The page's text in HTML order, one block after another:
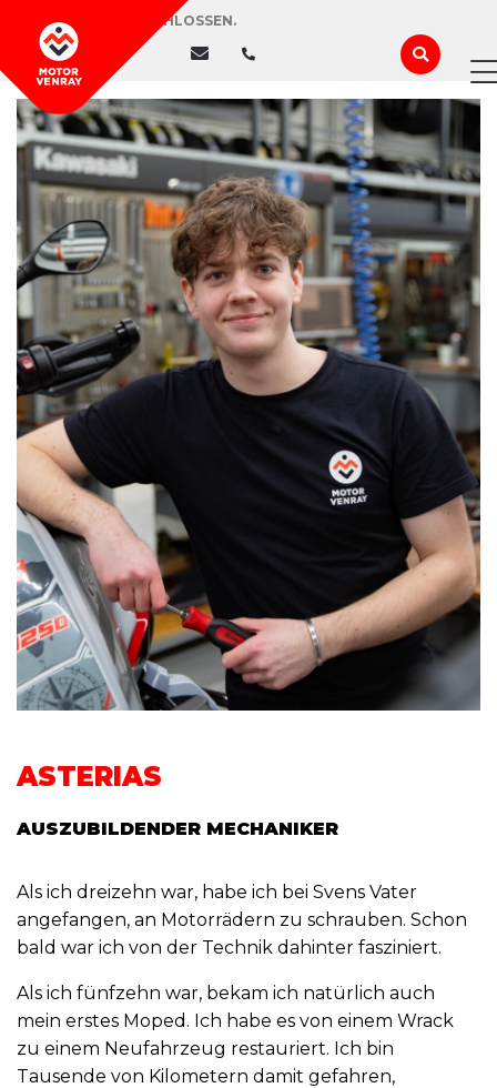
WIR HABEN GESCHLOSSEN.
ASTERIAS
AUSZUBILDENDER MECHANIKER
Als ich dreizehn war, habe ich bei Svens Vater
angefangen, an Motorrädern zu schrauben. Schon
bald war ich von der Technik dahinter fasziniert.
Als ich fünfzehn war, bekam ich natürlich auch
mein erstes Moped. Ich habe es von einem Wrack
zu einem Neufahrzeug restauriert. Ich bin
Tausende von Kilometern damit gefahren,